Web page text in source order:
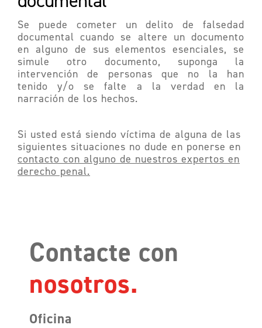
Se puede cometer un delito de falsedad
documental cuando se altere un documento
en alguno de sus elementos esenciales, se
simule otro documento, suponga la
intervención de personas que no la han
tenido y/o se falte a la verdad en la
narración de los hechos.
Si usted está siendo víctima de alguna de las
siguientes situaciones no dude en ponerse en
contacto con alguno de nuestros expertos en
derecho penal.
Contacte con
nosotros.
Oficina